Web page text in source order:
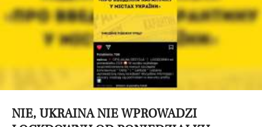
NIE, UKRAINA NIE WPROWADZI